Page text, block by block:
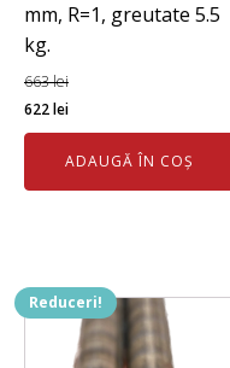
mm, R=1, greutate 5.5
kg.
663lei
Prețul
inițial
fost:
622leiPrețul
curent
este:
622 lei.
ADAUGĂ ÎN COȘ
Reduceri!